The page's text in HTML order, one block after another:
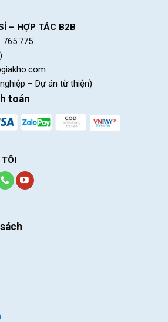
– HỢP TÁC B2B
– Dự án từ thiện)
toán
TÔI